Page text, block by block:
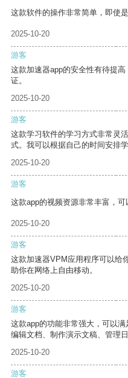
这款软件的操作非常简单，即使
2025-10-20
游客
这款加速器app的安全性有待提
证。
2025-10-20
游客
这款学习软件的学习方式非常灵
式。我可以根据自己的时间安排学
2025-10-20
游客
这款app的视频资源非常丰富，可
2025-10-20
游客
这款加速器VPM应用程序可以给
助你在网络上自由移动。
2025-10-20
游客
这款app的功能非常强大，可以
编辑文档、制作演示文稿、管理日
2025-10-20
游客